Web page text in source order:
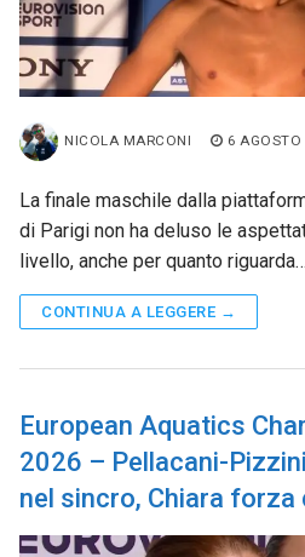
NICOLA MARCONI 6 AGOSTO
La finale maschile dalla
di Parigi non ha deluso le
livello, anche per quanto riguarda…
CONTINUA A LEGGERE →
European Aquatics
2026 – Pellacani-
nel sincro, Chiara forza